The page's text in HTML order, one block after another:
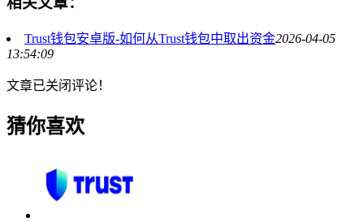
Trust钱包安卓版-如何从Trust钱包中取出资金2026-04-05
13:54:09
文章已关闭评论！
猜你喜欢